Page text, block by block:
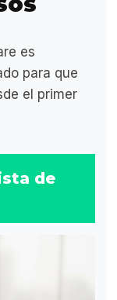
es
para que
el primer
de